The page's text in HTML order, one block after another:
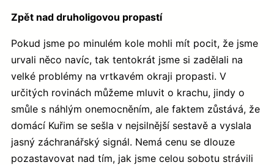
Zpět nad druholigovou propastí
Pokud jsme po minulém kole mohli mít pocit, že jsme
urvali něco navíc, tak tentokrát jsme si zadělali na
velké problémy na vrtkavém okraji propasti. V
určitých rovinách můžeme mluvit o krachu, jindy o
smůle s náhlým onemocněním, ale faktem zůstává, že
domácí Kuřim se sešla v nejsilnější sestavě a vyslala
jasný záchranářský signál. Nemá cenu se dlouze
pozastavovat nad tím, jak jsme celou sobotu strávili